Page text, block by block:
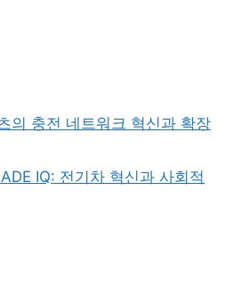
의 충전 네트워크 혁신과 확장
IQ: 전기차 혁신과 사회적